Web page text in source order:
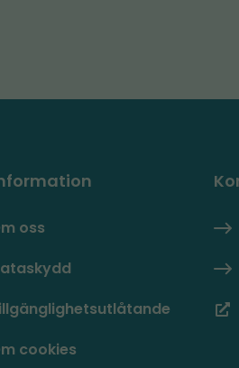
oss
cookies